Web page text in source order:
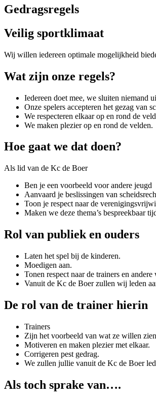
Gedragsregels
Veilig sportklimaat
Wij willen iedereen optimale mogelijkheid
Wat zijn onze regels?
Iedereen doet mee, we sluiten niemand
Onze spelers accepteren het gezag van
We respecteren elkaar op en rond de
We maken plezier op en rond de velden.
Hoe gaat we dat doen?
Als lid van de Kc de Boer
Ben je een voorbeeld voor andere jeugd
Aanvaard je beslissingen van
Toon je respect naar de
Maken we deze thema’s bespreekbaar
Rol van publiek en ouders
Laten het spel bij de kinderen.
Moedigen aan.
Tonen respect naar de trainers en
Vanuit de Kc de Boer zullen wij leden
De rol van de trainer hierin
Trainers
Zijn het voorbeeld van wat ze willen
Motiveren en maken plezier met elkaar.
Corrigeren pest gedrag.
We zullen jullie vanuit de Kc de Boer
Als toch sprake van….